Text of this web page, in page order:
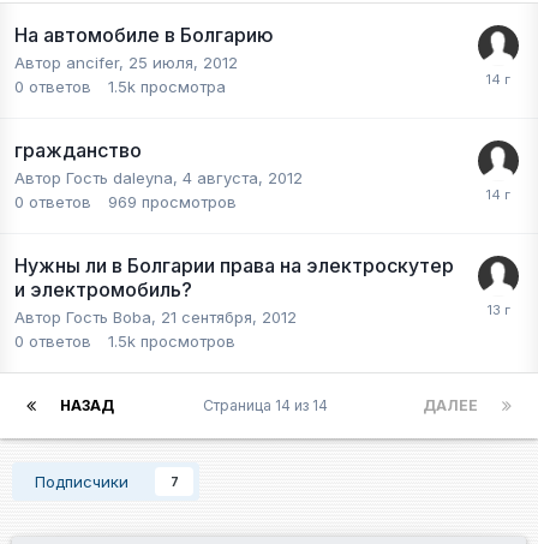
На автомобиле в Болгарию
Автор ancifer, 25 июля, 2012
0 ответов 1.5k просмотра
гражданство
Автор Гость daleyna, 4 августа, 2012
0 ответов 969 просмотров
Нужны ли в Болгарии права на электроскутер
и электромобиль?
Автор Гость Boba, 21 сентября, 2012
0 ответов 1.5k просмотров
НАЗАД ДАЛЕЕ
Страница 14 из 14
Подписчики 7